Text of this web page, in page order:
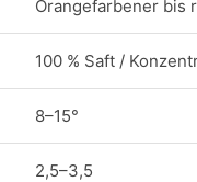
Orangefarbener bis
100 % Saft /
8–15°
2,5–3,5